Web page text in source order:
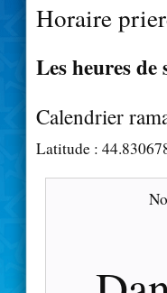
Horaire
Les heures
Calendrier
Latitude :